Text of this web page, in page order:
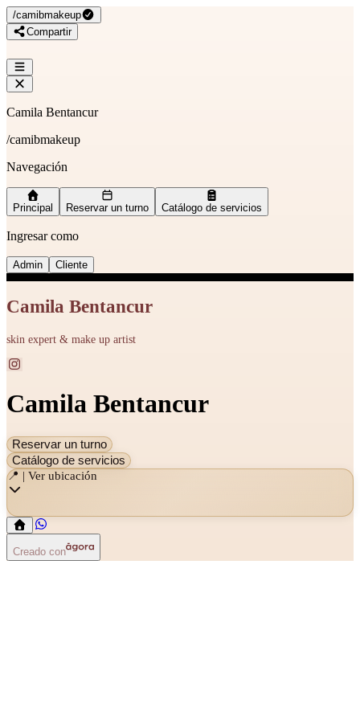
/camibmakeup
Compartir
Camila Bentancur
/camibmakeup
Navegación
Principal Reservar un turno Catálogo de servicios
Ingresar como
Admin Cliente
Camila Bentancur
skin expert & make up artist
Camila Bentancur
Reservar un turno
Catálogo de servicios
📍 | Ver ubicación
Creado con